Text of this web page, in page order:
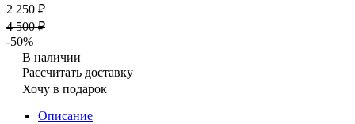
2 250 ₽
4 500 ₽
-50%
В наличии
Рассчитать доставку
Хочу в подарок
Описание